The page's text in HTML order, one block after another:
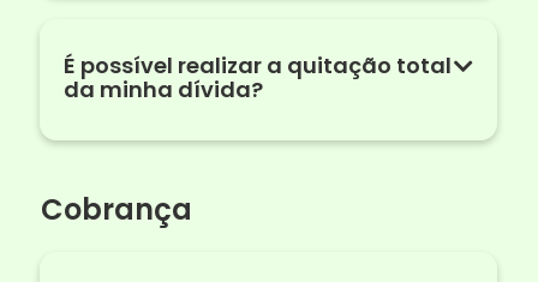
É possível realizar a quitação total
da minha dívida?
Cobrança